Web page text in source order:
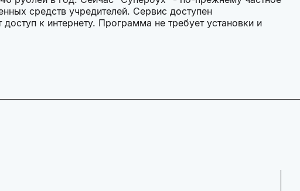
средств учредителей. Сервис доступен
к интернету. Программа не требует установки и